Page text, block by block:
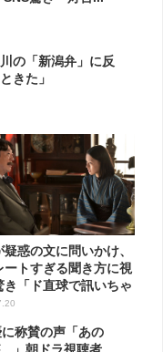
の「新潟弁」に反
きた」
惑の文に問いかけ、
ートすぎる聞き方に視
き「ド直球で訊いちゃ
称賛の声「あの